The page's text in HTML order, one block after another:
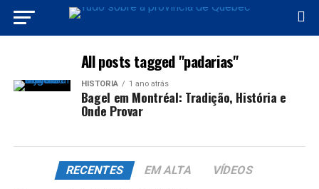
All posts tagged "padarias"
HISTÓRIA 1 ano atrás
Bagel em Montréal: Tradição, História e
Onde Provar
RECENTES EM ALTA VÍDEOS